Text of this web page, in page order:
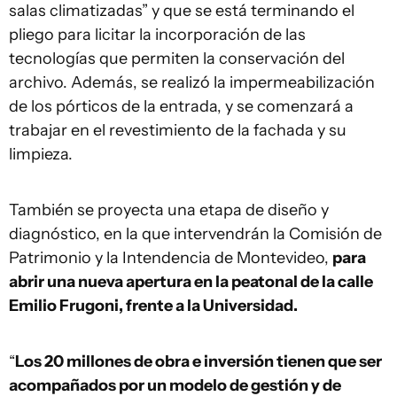
salas climatizadas” y que se está terminando el
pliego para licitar la incorporación de las
tecnologías que permiten la conservación del
archivo. Además, se realizó la impermeabilización
de los pórticos de la entrada, y se comenzará a
trabajar en el revestimiento de la fachada y su
limpieza.
También se proyecta una etapa de diseño y
diagnóstico, en la que intervendrán la Comisión de
Patrimonio y la Intendencia de Montevideo, para
abrir una nueva apertura en la peatonal de la calle
Emilio Frugoni, frente a la Universidad.
“Los 20 millones de obra e inversión tienen que ser
acompañados por un modelo de gestión y de